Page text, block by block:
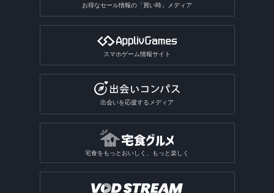
お得なセール情報の「買い時」メディア
スマホゲーム情報サイト
出会いを応援するメディア
宅食をもっとおいしく、もっと楽しく